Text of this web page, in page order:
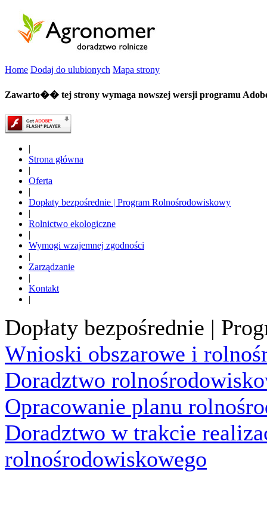
Home Dodaj do ulubionych Mapa strony
Zawarto�� tej strony wymaga nowszej wersji programu
|
Strona główna
|
Oferta
|
Dopłaty bezpośrednie | Program Rolnośrodowiskowy
|
Rolnictwo ekologiczne
|
Wymogi wzajemnej zgodności
|
Zarządzanie
|
Kontakt
|
Dopłaty bezpośrednie |
Wnioski obszarowe i
Doradztwo
Opracowanie planu
Doradztwo w trakcie
rolnośrodowiskowego